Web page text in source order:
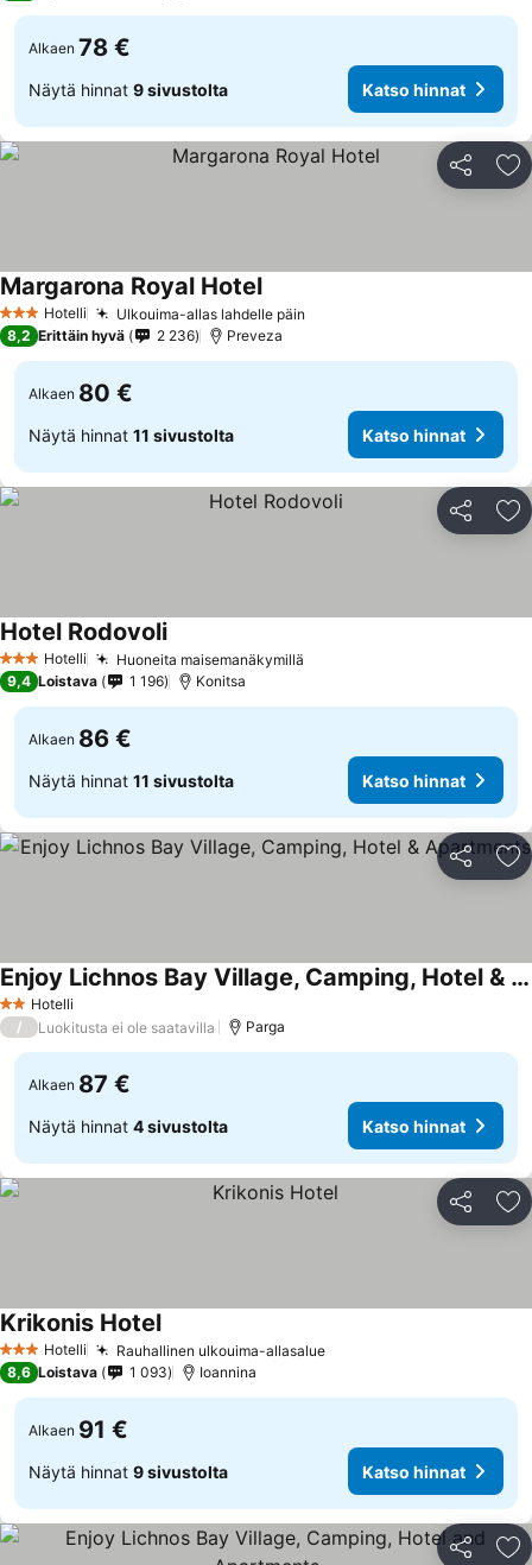
Alkaen 78 €
Näytä hinnat 9 sivustolta Katso hinnat
Jaa
3 Tähtiluokitus
Hotelli Ulkouima-allas lahdelle päin
Margarona Royal HotelKatso hinnat
8,2 Erittäin hyvä 2 236 Preveza
Alkaen 80 €
Näytä hinnat 11 sivustolta Katso hinnat
Jaa
3 Tähtiluokitus
Hotelli Huoneita maisemanäkymillä
Hotel RodovoliKatso hinnat
9,4 Loistava 1 196 Konitsa
Alkaen 86 €
Näytä hinnat 11 sivustolta Katso hinnat
Jaa
2 Tähtiluokitus
Hotelli
Enjoy Lichnos Bay Village, Camping, Hotel & Apartments
Katso hinnat
/ Luokitusta ei ole saatavilla Parga
Alkaen 87 €
Näytä hinnat 4 sivustolta Katso hinnat
Jaa
3 Tähtiluokitus
Hotelli Rauhallinen ulkouima-allasalueKatso hinnat
Krikonis HotelKatso hinnat
8,6 Loistava 1 093 Ioannina
Alkaen 91 €
Näytä hinnat 9 sivustolta Katso hinnat
Jaa